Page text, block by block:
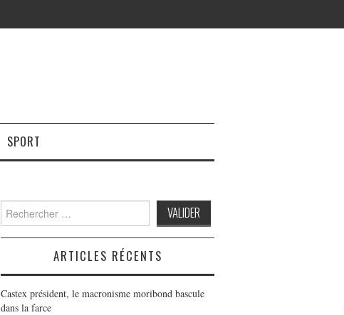
SPORT
Search
for:
ARTICLES RÉCENTS
Castex président, le macronisme moribond bascule
dans la farce